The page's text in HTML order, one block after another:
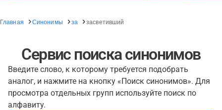
Главная Синонимы за засветивший
Сервис поиска синонимов
Введите слово, к которому требуется подобрать
аналог, и нажмите на кнопку «Поиск синонимов». Для
просмотра отдельных групп используйте поиск по
алфавиту.